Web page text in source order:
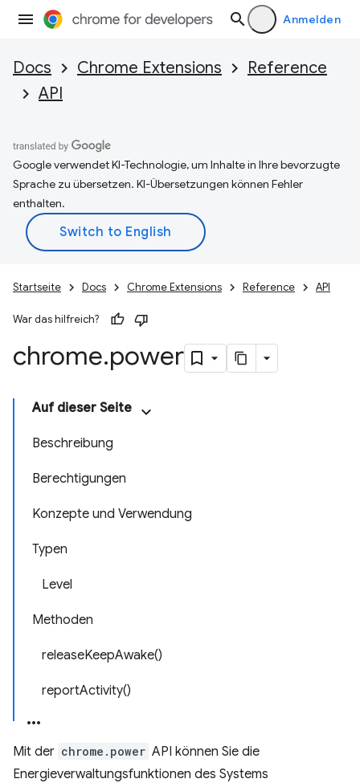
Anmelden
Docs Chrome Extensions
Reference
API
Google verwendet KI-Technologie, um Inhalte in Ihre bevorzugte
Sprache zu übersetzen. KI-Übersetzungen können Fehler
enthalten.
Startseite Docs Chrome Extensions Reference API
War das hilfreich?
chrome.power
Auf dieser Seite
Beschreibung
Berechtigungen
Konzepte und Verwendung
Typen
Level
Methoden
releaseKeepAwake()
reportActivity()
Mit der chrome.power API können Sie die
Energieverwaltungsfunktionen des Systems